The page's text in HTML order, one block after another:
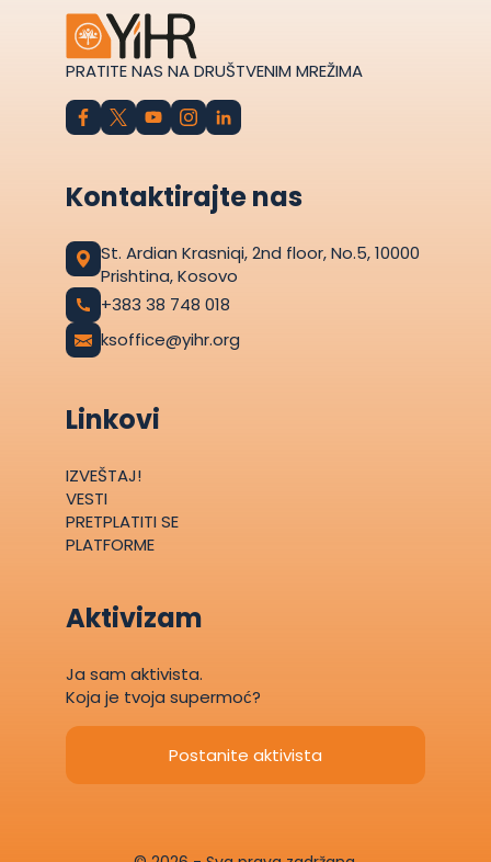
PRATITE NAS NA DRUŠTVENIM MREŽIMA
Kontaktirajte nas
St. Ardian Krasniqi, 2nd floor, No.5, 10000
Prishtina, Kosovo
+383 38 748 018
ksoffice@yihr.org
Linkovi
IZVEŠTAJ!
VESTI
PRETPLATITI SE
PLATFORME
Aktivizam
Ja sam aktivista.
Koja je tvoja supermoć?
Postanite aktivista